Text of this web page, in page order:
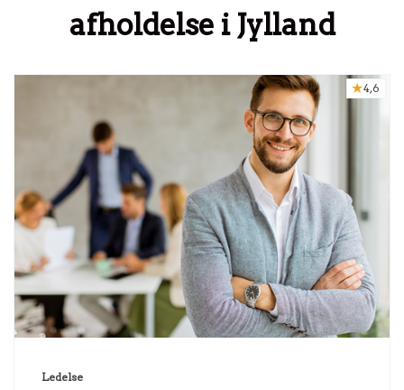
afholdelse i Jylland
4,6
Ledelse